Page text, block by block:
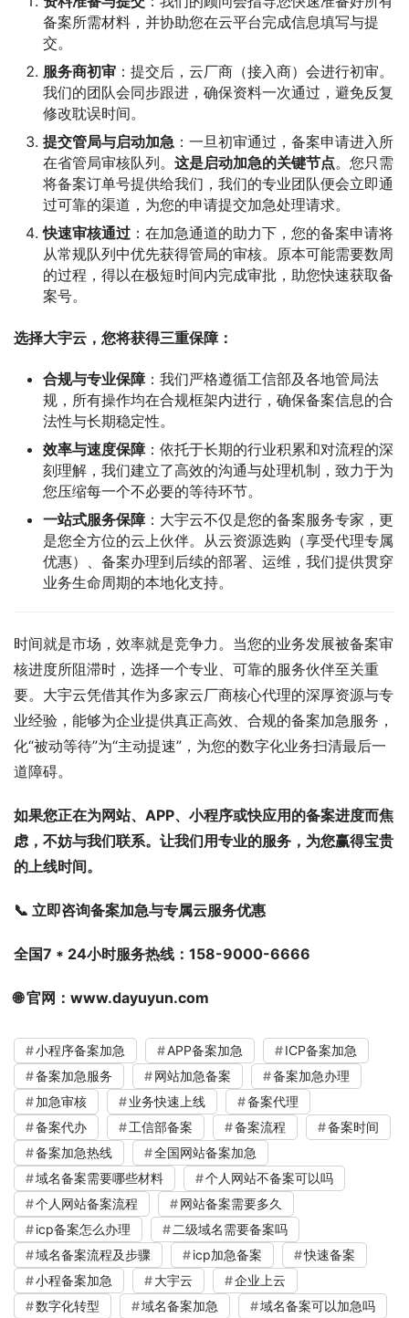
备案所需材料，并协助您在云平台完成信息填写与提
交。
服务商初审 ：提交后，云厂商（接入商）会进行初审。
我们的团队会同步跟进，确保资料一次通过，避免反复
修改耽误时间。
提交管局与启动加急 ：一旦初审通过，备案申请进入所
在省管局审核队列。 这是启动加急的关键节点。您只需
将备案订单号提供给我们，我们的专业团队便会立即通
过可靠的渠道，为您的申请提交加急处理请求。
快速审核通过 ：在加急通道的助力下，您的备案申请将
从常规队列中优先获得管局的审核。原本可能需要数周
的过程，得以在极短时间内完成审批，助您快速获取备
案号。
选择大宇云，您将获得三重保障：
合规与专业保障：我们严格遵循工信部及各地管局法
规，所有操作均在合规框架内进行，确保备案信息的合
法性与长期稳定性。
效率与速度保障：依托于长期的行业积累和对流程的深
刻理解，我们建立了高效的沟通与处理机制，致力于为
您压缩每一个不必要的等待环节。
一站式服务保障：大宇云不仅是您的备案服务专家，更
是您全方位的云上伙伴。从云资源选购（享受代理专属
优惠）、备案办理到后续的部署、运维，我们提供贯穿
业务生命周期的本地化支持。
时间就是市场，效率就是竞争力。当您的业务发展被备案审
核进度所阻滞时，选择一个专业、可靠的服务伙伴至关重
要。大宇云凭借其作为多家云厂商核心代理的深厚资源与专
业经验，能够为企业提供真正高效、合规的备案加急服务，
化“被动等待”为“主动提速”，为您的数字化业务扫清最后一
道障碍。
如果您正在为网站、APP、小程序或快应用的备案进度而焦
虑，不妨与我们联系。让我们用专业的服务，为您赢得宝贵
的上线时间。
📞 立即咨询备案加急与专属云服务优惠
全国7 * 24小时服务热线：158-9000-6666
🌐 官网： www.dayuyun.com
小程序备案加急 APP备案加急
ICP备案加急
备案加急服务
网站加急备案
备案加急办理
加急审核
业务快速上线
备案代理
备案代办
工信部备案 备案流程
备案时间
备案加急热线
全国网站备案加急
域名备案需要哪些材料
个人网站不备案可以吗
个人网站备案流程
网站备案需要多久
icp备案怎么办理
二级域名需要备案吗
域名备案流程及步骤
icp加急备案
快速备案
小程备案加急
大宇云
企业上云
数字化转型
域名备案加急
域名备案可以加急吗